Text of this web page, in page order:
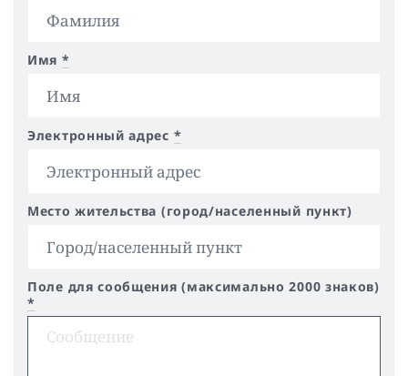
Имя *
Электронный адрес *
Место жительства (город/населенный пункт)
Поле для сообщения (максимально 2000 знаков)
*